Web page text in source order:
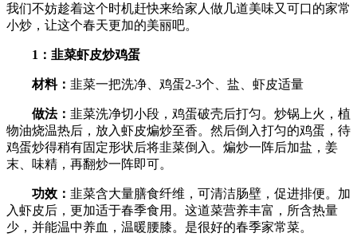
财经 教育 乡村振兴 生态环境 一带一路 央博
大国智造 大国展会 大国保险 云顶对话 云起
我们不妨趁着这个时机赶快来给家人做几道美味又可口的家常
小炒，让这个春天更加的美丽吧。
1 ：韭菜虾皮炒鸡蛋
材料： 韭菜一把洗净、鸡蛋2-3个、盐、虾皮适量
做法： 韭菜洗净切小段，鸡蛋破壳后打匀。炒锅上火，植
物油烧温热后，放入虾皮煸炒至香。然后倒入打匀的鸡蛋，待
鸡蛋炒得稍有固定形状后将韭菜倒入。煸炒一阵后加盐，姜
末、味精，再翻炒一阵即可。
功效： 韭菜含大量膳食纤维，可清洁肠壁，促进排便。加
入虾皮后，更加适于春季食用。这道菜营养丰富，所含热量
少，并能温中养血，温暖腰膝。是很好的春季家常菜。